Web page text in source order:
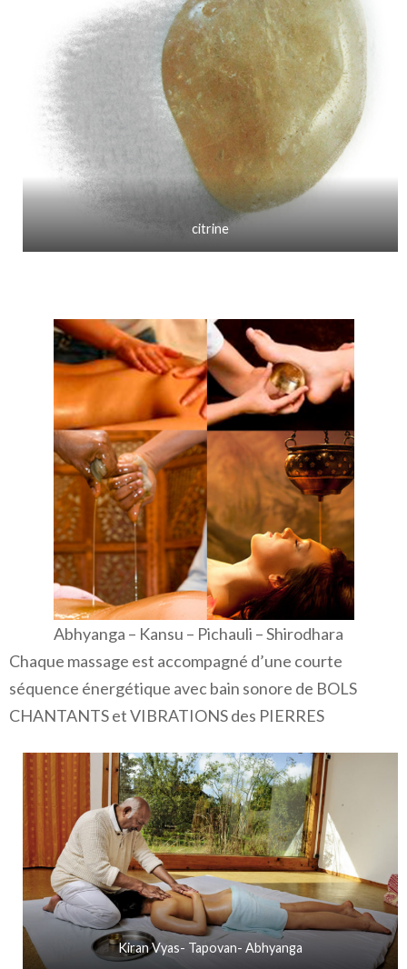
citrine
Abhyanga – Kansu – Pichauli – Shirodhara
Chaque massage est accompagné d’une courte
séquence énergétique avec bain sonore de BOLS
CHANTANTS et VIBRATIONS des PIERRES
Kiran Vyas- Tapovan- Abhyanga